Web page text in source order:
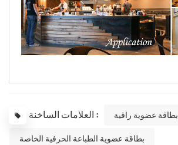
العلامات الساخنة : بطاقة عضوية راقية
بطاقة عضوية الطباعة الحرفية الخاصة